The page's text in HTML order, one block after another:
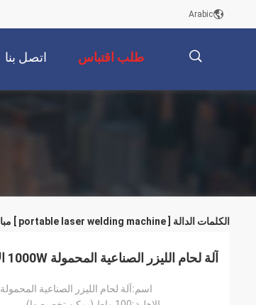
Arabic
اتصل بنا طلب اقتباس
الكلمات الدالة [ portable laser welding machine ] مباراة
آلة لحام الليزر الصناعية المحمولة 1000W الألياف الليزر لحام
اسم:آلة لحام الليزر الصناعية المحمولة 1000W الألياف الليزر لحام